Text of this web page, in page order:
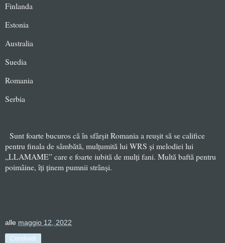
Finlanda
Estonia
Australia
Suedia
Romania
Serbia
Sunt foarte bucuros că în sfârșit Romania a reușit să se califice
pentru finala de sâmbătă, mulțumită lui WRS și melodiei lui
„LLAMAME” care e foarte iubită de mulți fani. Multă baftă pentru
poimâine, îți ținem pumnii strânși.
alle maggio 12, 2022
Condividi